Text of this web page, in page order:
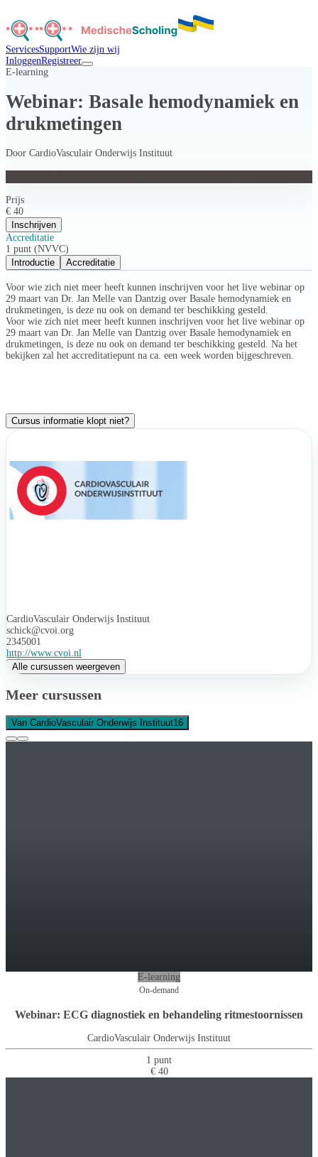
ServicesSupportWie zijn wij
InloggenRegistreer
E-learning
Webinar: Basale hemodynamiek en
drukmetingen
Door CardioVasculair Onderwijs Instituut
Prijs
€ 40
Inschrijven
Accreditatie
1 punt (NVVC)
Introductie
Accreditatie
Voor wie zich niet meer heeft kunnen inschrijven voor het live webinar op
29 maart van Dr. Jan Melle van Dantzig over Basale hemodynamiek en
drukmetingen, is deze nu ook on demand ter beschikking gesteld.
Voor wie zich niet meer heeft kunnen inschrijven voor het live webinar op
29 maart van Dr. Jan Melle van Dantzig over Basale hemodynamiek en
drukmetingen, is deze nu ook on demand ter beschikking gesteld. Na het
bekijken zal het accreditatiepunt na ca. een week worden bijgeschreven.
Cursus informatie klopt niet?
CardioVasculair Onderwijs Instituut
schick@cvoi.org
2345001
http://www.cvoi.nl
Alle cursussen weergeven
Meer cursussen
Van CardioVasculair Onderwijs Instituut16
E-learning
On-demand
Webinar: ECG diagnostiek en behandeling ritmestoornissen
CardioVasculair Onderwijs Instituut
1 punt
€ 40